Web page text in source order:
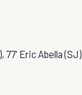
77' Eric Abella